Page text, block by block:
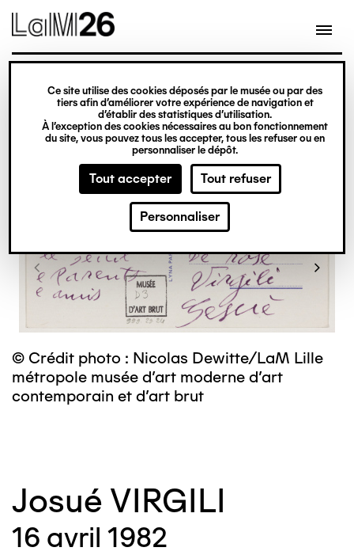
Gestion des cookies
Ce site utilise des cookies déposés par le musée ou par des
tiers afin d’améliorer votre expérience de navigation et
d’établir des statistiques d’utilisation.
À l’exception des cookies nécessaires au bon fonctionnement
du site, vous pouvez tous les accepter, tous les refuser ou en
personnaliser le dépôt.
Tout accepter Tout refuser
Personnaliser
contenu
© Crédit photo : Nicolas Dewitte/LaM Lille
métropole musée d’art moderne d’art
contemporain et d’art brut
Josué VIRGILI
16 avril 1982